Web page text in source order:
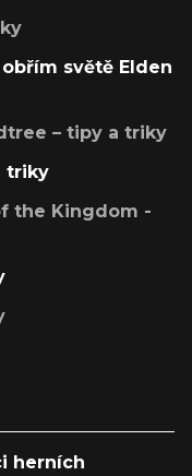
světě Elden
– tipy a triky
triky
the Kingdom -
herních